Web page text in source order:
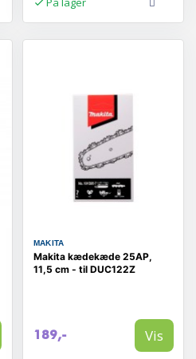
MAKITA
Makita kædekæde 25AP,
11,5 cm - til DUC122Z
189,- Vis